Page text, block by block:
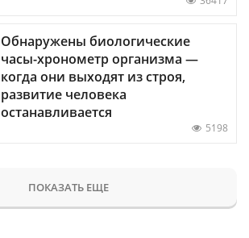
Обнаружены биологические
часы-хронометр организма —
когда они выходят из строя,
развитие человека
останавливается
5198
ПОКАЗАТЬ ЕЩЕ